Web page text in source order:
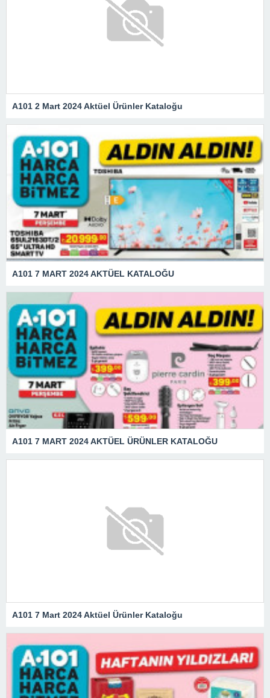
A101 2 Mart 2024 Aktüel Ürünler Kataloğu
A101 7 MART 2024 AKTÜEL KATALOĞU
A101 7 MART 2024 AKTÜEL ÜRÜNLER KATALOĞU
A101 7 Mart 2024 Aktüel Ürünler Kataloğu